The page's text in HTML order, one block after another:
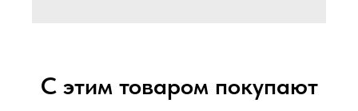
С этим товаром покупают